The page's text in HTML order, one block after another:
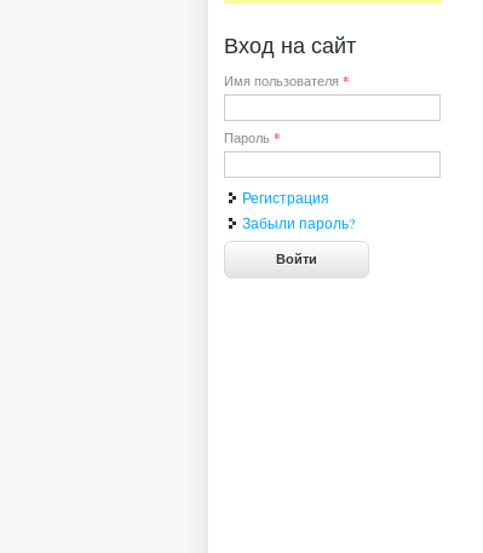
Вход на сайт
Имя пользователя *
Пароль *
Регистрация
Забыли пароль?